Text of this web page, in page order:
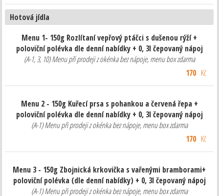
Hotová jídla
Menu 1- 150g Rozlítaní vepřový ptáčci s dušenou rýží +
poloviční polévka dle denní nabídky + 0, 3l čepovaný nápoj
(A-1, 3, 10) Menu při prodeji z okénka bez nápoje, menu box zdarma
170Kč
Menu 2 - 150g Kuřecí prsa s pohankou a červená řepa +
poloviční polévka dle denní nabídky + 0, 3l čepovaný nápoj
(A-1) Menu při prodeji z okénka bez nápoje, menu box zdarma
170Kč
Menu 3 - 150g Zbojnická krkovička s vařenými bramborami+
poloviční polévka (dle denní nabídky) + 0, 3l čepovaný nápoj
(A-1) Menu při prodeji z okénka bez nápoje, menu box zdarma